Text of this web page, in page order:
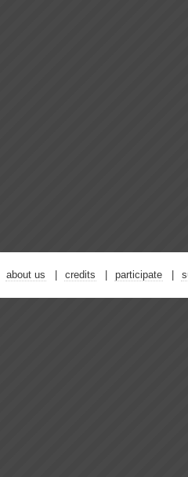
about us credits participate